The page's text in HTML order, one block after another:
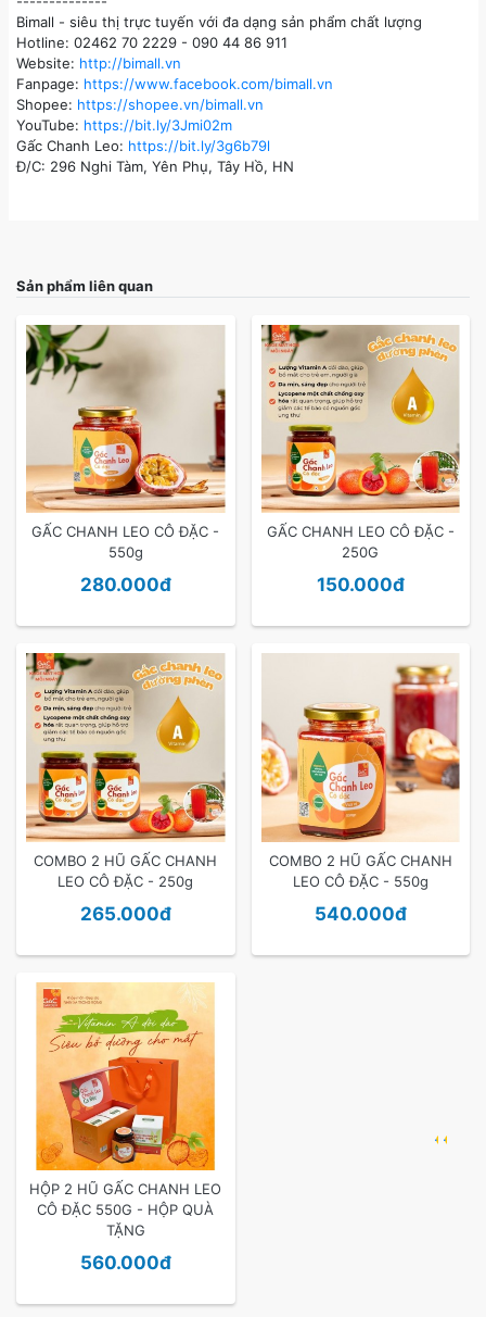
Bimall - siêu thị trực tuyến với đa dạng sản phẩm chất lượng
Hotline: 02462 70 2229 - 090 44 86 911
Website: http://bimall.vn
Fanpage: https://www.facebook.com/bimall.vn
Shopee: https://shopee.vn/bimall.vn
YouTube: https://bit.ly/3Jmi02m
Gấc Chanh Leo: https://bit.ly/3g6b79l
Đ/C: 296 Nghi Tàm, Yên Phụ, Tây Hồ, HN
Sản phẩm liên quan
GẤC CHANH LEO CÔ ĐẶC -
550g
280.000đ
GẤC CHANH LEO CÔ ĐẶC -
250G
150.000đ
COMBO 2 HŨ GẤC CHANH
LEO CÔ ĐẶC - 250g
265.000đ
COMBO 2 HŨ GẤC CHANH
LEO CÔ ĐẶC - 550g
540.000đ
HỘP 2 HŨ GẤC CHANH LEO
CÔ ĐẶC 550G - HỘP QUÀ
TẶNG
560.000đ
. .